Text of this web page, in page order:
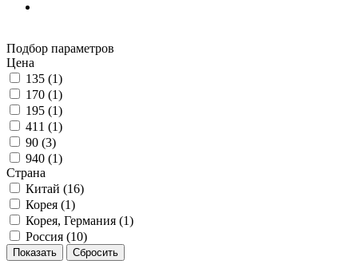
Подбор параметров
Цена
135 (1)
170 (1)
195 (1)
411 (1)
90 (3)
940 (1)
Страна
Китай (16)
Корея (1)
Корея, Германия (1)
Россия (10)